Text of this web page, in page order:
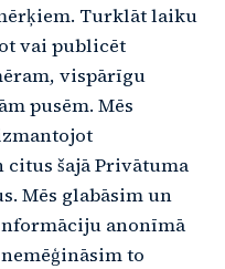
Turklāt laiku
vai publicēt
vispārīgu
pusēm. Mēs
citus šajā Privātuma
Mēs glabāsim un
anonīmā
to